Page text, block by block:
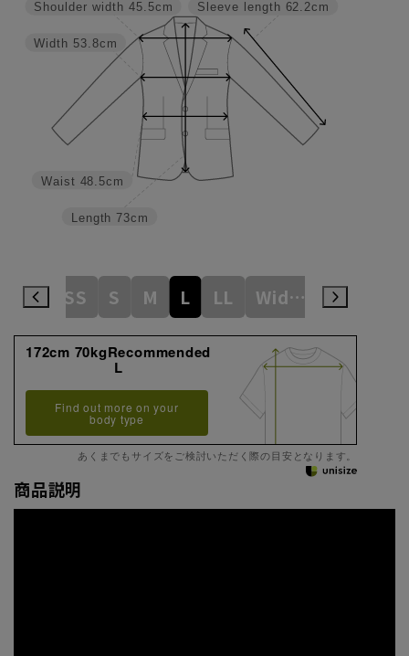
Sleeve length 62.2cm
Length 73cm
Waist 48.5cm
Width 53.8cm
Shoulder width 45.5cm
SS S M L LL WideM 3L
172cm 70kgRecommended
L
Find out more on your
body type
あくまでもサイズをご検討いただく際の目安となります。
商品説明